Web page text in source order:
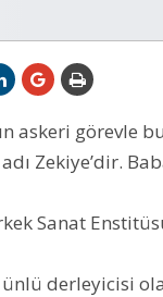
askeri görevle
Zekiye’dir.
Sanat
derleyicisi